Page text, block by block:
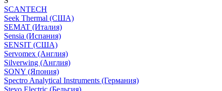
SCANTECH
Seek Thermal (США)
SEMAT (Италия)
Sensia (Испания)
SENSIT (США)
Servomex (Англия)
Silverwing (Англия)
SONY (Япония)
Spectro Analytical Instruments (Германия)
Stevo Electric (Бельгия)